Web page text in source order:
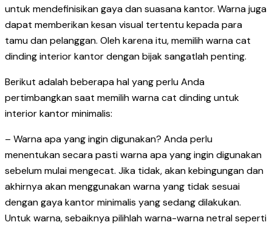
untuk mendefinisikan gaya dan suasana kantor. Warna juga
dapat memberikan kesan visual tertentu kepada para
tamu dan pelanggan. Oleh karena itu, memilih warna cat
dinding interior kantor dengan bijak sangatlah penting.
Berikut adalah beberapa hal yang perlu Anda
pertimbangkan saat memilih warna cat dinding untuk
interior kantor minimalis:
– Warna apa yang ingin digunakan? Anda perlu
menentukan secara pasti warna apa yang ingin digunakan
sebelum mulai mengecat. Jika tidak, akan kebingungan dan
akhirnya akan menggunakan warna yang tidak sesuai
dengan gaya kantor minimalis yang sedang dilakukan.
Untuk warna, sebaiknya pilihlah warna-warna netral seperti